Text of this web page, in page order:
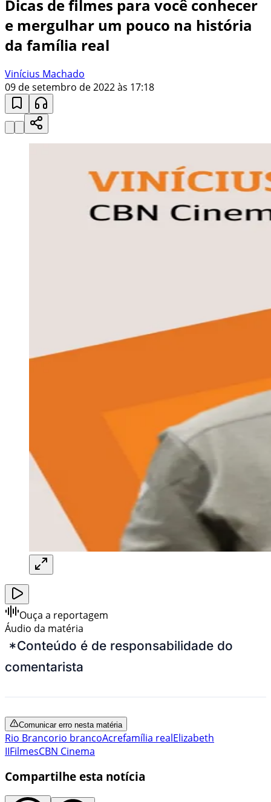
Dicas de filmes para você conhecer
e mergulhar um pouco na história
da família real
Vinícius Machado
09 de setembro de 2022 às 17:18
Ouça a reportagem
Áudio da matéria
*Conteúdo é de responsabilidade do
comentarista
Comunicar erro nesta matéria
Rio Brancorio brancoAcrefamília realElizabeth
IIFilmesCBN Cinema
Compartilhe esta notícia